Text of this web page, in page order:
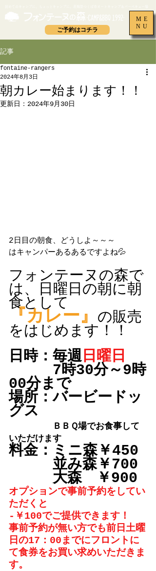
ご予約はコチラ
ME
NU
記事
朝カレー始まります！！
fontaine-rangers
2024年8月3日
更新日： 2024年9月30日
2日目の朝食、どうしよ～～～
はキャンパーあるあるですよね💦
フォンテーヌの森で
は、日曜日の朝に朝
食として
『カレー』
の販売
をはじめます！！
日時：毎週日曜日
7時30分～9時
00分まで
場所：バービードッ
グス
ＢＢＱ場でお食事して
いただけます
料金：ミニ森￥450
並み森￥700
大森　￥900
オプションで事前予約をしてい
ただくと
-￥100でご提供できます！
事前予約が無い方でも前日土曜
日の17：00までにフロントに
て食券をお買い求めいただきま
す。